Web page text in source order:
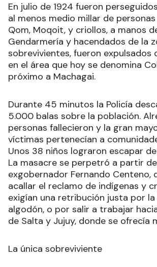
En julio de 1924 fueron
al menos medio millar de
Qom, Moqoit, y criollos, a manos
Gendarmería y hacendados de la
sobrevivientes, fueron expulsados
en el área que hoy se denomina
próximo a Machagai.
Durante 45 minutos la Policía
5.000 balas sobre la población.
personas fallecieron y la gran
víctimas pertenecían a
Unos 38 niños lograron escapar
La masacre se perpetró a partir
exgobernador Fernando Centeno,
acallar el reclamo de indígenas y
exigían una retribución justa por
algodón, o por salir a trabajar
de Salta y Jujuy, donde se ofrecía
La única sobreviviente